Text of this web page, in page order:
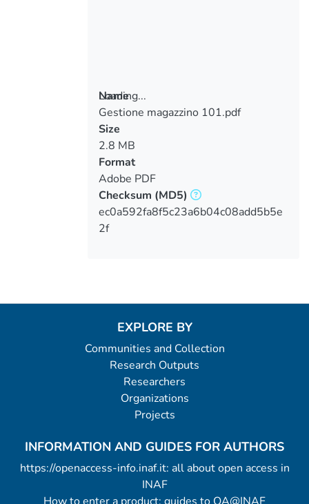
Loading...
Loading...
Name
Gestione magazzino 101.pdf
Size
2.8 MB
Format
Adobe PDF
Checksum (MD5)
ec0a592fa8f5c23a6b04c08add5b5e
2f
EXPLORE BY
Communities and Collection
Research Outputs
Researchers
Organizations
Projects
INFORMATION AND GUIDES FOR AUTHORS
https://openaccess-info.inaf.it: all about open access in
INAF